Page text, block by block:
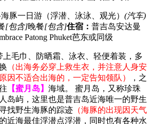
豚一日游（浮潜、泳泳、观光） (汽车)
[包含]晚餐[包含]住宿： 普吉岛安达曼
Patong Phuket芭东或同级
毛巾、防晒霜、泳衣、轻便着装，多
（出海务必穿上救生衣，并注意人身安
因不适合出海的，一定告知领队）
，之
【蜜月岛】 海域。 蜜月岛，又称珍珠
岛屿，这里也是普吉岛近海唯一的野生
找野生海豚的踪迹 （海豚的出现因天气
近海最佳浮潜点浮潜，同时也有各种水